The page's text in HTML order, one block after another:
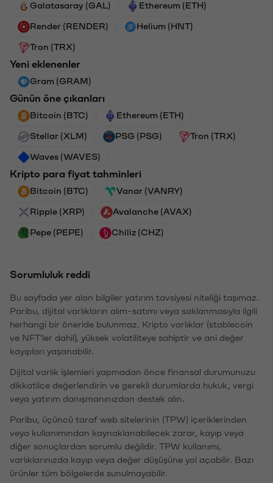
Galatasaray (GAL) Ethereum (ETH)
Render (RENDER) Helium (HNT)
Tron (TRX)
Yeni eklenenler
Gram (GRAM)
Günün öne çıkanları
Bitcoin (BTC) Ethereum (ETH)
Stellar (XLM) PSG (PSG) Tron (TRX)
Waves (WAVES)
Kripto para fiyat tahminleri
Bitcoin (BTC) Vanar (VANRY)
Ripple (XRP) Avalanche (AVAX)
Pepe (PEPE) Chiliz (CHZ)
Sorumluluk reddi
Bu sayfada yer alan bilgiler yatırım tavsiyesi niteliği taşımaz.
Paribu, dijital varlıkların alım-satımı veya saklanmasıyla ilgili
herhangi bir öneride bulunmaz. Kripto varlıklar (stablecoin
ve NFT'ler dahil), yüksek volatiliteye sahiptir ve ani değer
kayıpları yaşanabilir.
Dijital varlık işlemleri yapmadan önce finansal durumunuzu
dikkatlice değerlendirin ve gerekli durumlarda hukuk, vergi
veya yatırım danışmanınızdan destek alın.
Paribu, üçüncü taraf web sitelerinin (TPW) içeriklerinden
veya kullanımından kaynaklanabilecek zarar, kayıp veya
diğer sonuçlardan sorumlu değildir. TPW kullanımı,
varlıklarınızda kayıp veya değer düşüşüne yol açabilir. Bazı
ürünler tüm bölgelerde sunulmayabilir.